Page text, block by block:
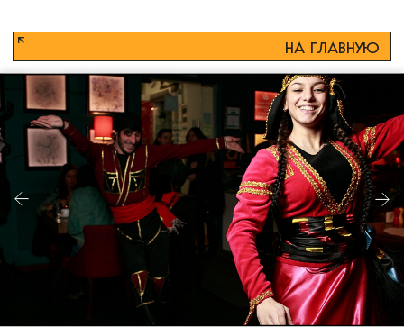
НА ГЛАВНУЮ
СМАЙЛ В ТАРЕЛКЕ 1
1 апреля во всём мире традиционно